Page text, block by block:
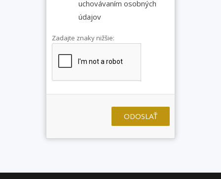
uchovávaním osobných
údajov
Zadajte znaky nižšie:
ODOSLAŤ